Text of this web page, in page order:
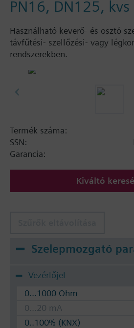
PN16, DN125,
Használható keverő- és osztó
távfűtési- szellőzési- vagy
rendszerekben.
Termék száma:
SSN:
Garancia:
Kiváltó
Szelepmozgató
Vezérlőjel
0...1000 Ohm
0...20 mA
0..100% (KNX)